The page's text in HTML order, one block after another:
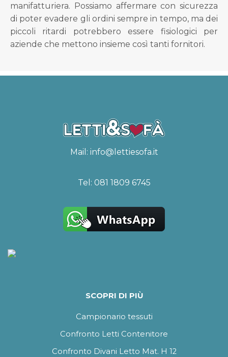
manifatturiera. Possiamo affermare con sicurezza
di poter evadere gli ordini sempre in tempo, ma dei
piccoli ritardi potrebbero essere fisiologici per
aziende che mettono insieme così tanti fornitori.
Mail: info@lettiesofa.it
Tel: 081 1809 6745
SCOPRI DI PIÙ
Campionario tessuti
Confronto Letti Contenitore
Confronto Divani Letto Mat. H 12